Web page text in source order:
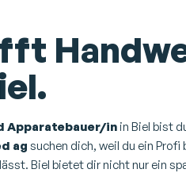
Apparatebauer/in in Biel bist
ag suchen dich, weil du ein
Biel bietet dir nicht nur ein